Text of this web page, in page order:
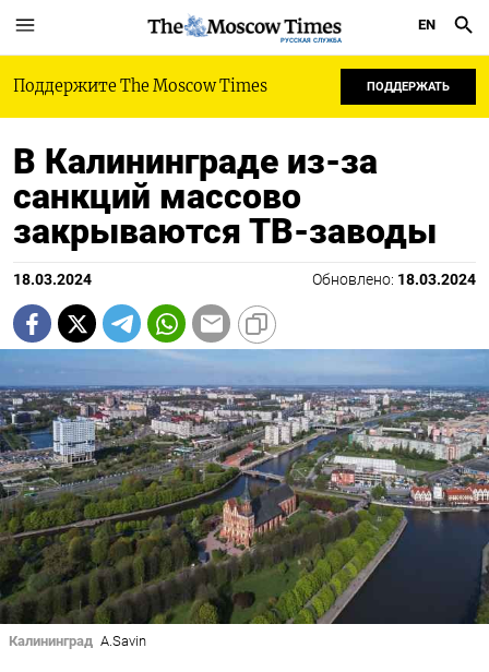
РУССКАЯ СЛУЖБА
EN
Поддержите The Moscow Times ПОДДЕРЖАТЬ
В Калининграде из-за
санкций массово
закрываются ТВ-заводы
18.03.2024 Обновлено: 18.03.2024
Калининград A.Savin